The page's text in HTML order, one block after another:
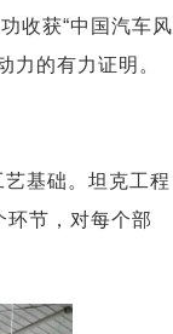
收获“中国汽车风
力的有力证明。
基础。坦克工程
环节，对每个部